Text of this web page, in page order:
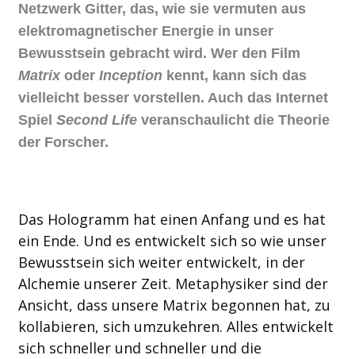
Netzwerk Gitter, das, wie sie vermuten aus
elektromagnetischer Energie in unser
Bewusstsein gebracht wird. Wer den Film
Matrixoder Inceptionkennt, kann sich das
vielleicht besser vorstellen. Auch das Internet
Spiel Second Lifeveranschaulicht die Theorie
der Forscher.
Das Hologramm hat einen Anfang und es hat
ein Ende. Und es entwickelt sich so wie unser
Bewusstsein sich weiter entwickelt, in der
Alchemie unserer Zeit. Metaphysiker sind der
Ansicht, dass unsere Matrix begonnen hat, zu
kollabieren, sich umzukehren. Alles entwickelt
sich schneller und schneller und die